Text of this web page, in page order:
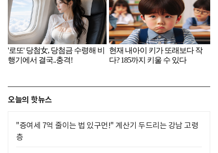
오늘의 핫뉴스
"증여세 7억 줄이는 법 있구먼!" 계산기 두드리는 강남 고령
층